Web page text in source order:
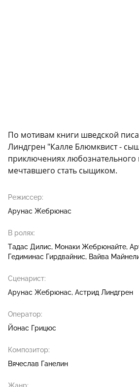
По мотивам книги шведской
Линдгрен "Калле Блюмквист -
приключениях любознательного
мечтавшего стать сыщиком.
Режиссер:
Арунас Жебрюнас
В ролях:
Тадас Дилис Монаки Жебрюнайте
Гедиминас Гирдвайнис Вайва
Сценарист:
Арунас Жебрюнас Астрид Линдгрен
Оператор:
Йонас Грицюс
Композитор:
Вячеслав Ганелин